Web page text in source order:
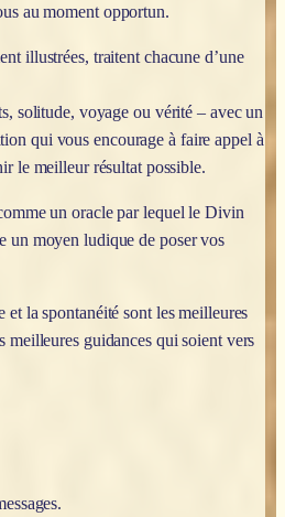
au moment opportun.
illustrées, traitent chacune d’une
solitude, voyage ou vérité – avec un
qui vous encourage à faire appel à
le meilleur résultat possible.
un oracle par lequel le Divin
un moyen ludique de poser vos
et la spontanéité sont les meilleures
meilleures guidances qui soient vers